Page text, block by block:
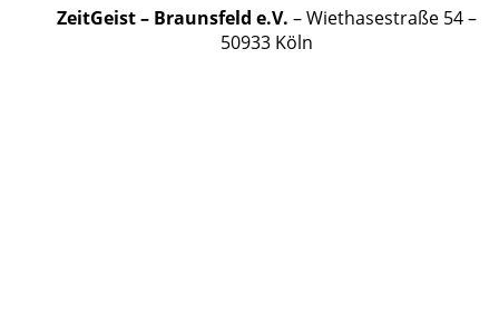
ZeitGeist – Braunsfeld e.V. – Wiethasestraße 54 –
50933 Köln